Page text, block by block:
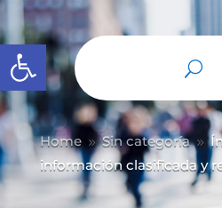
Abrir barra de herramientas
Home 9 Sin categoría 9
información clasificada y